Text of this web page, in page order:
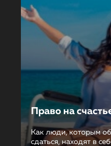
Право на
Как люди, которым
сдаться, находят в